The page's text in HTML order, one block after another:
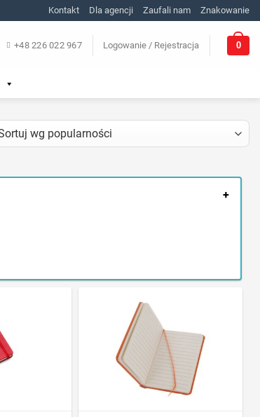
Kontakt Dla agencji Zaufali nam Znakowanie
+48 226 022 967 Logowanie / Rejestracja 0
+